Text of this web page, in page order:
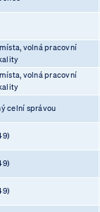
volná pracovní
volná pracovní
celní správou